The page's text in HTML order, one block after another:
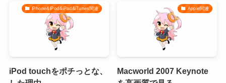
iPhone&iPod&iPad&iTunes関連
iPod touchをポチっとな、
Apple関連
Macworld 2007 Keynote